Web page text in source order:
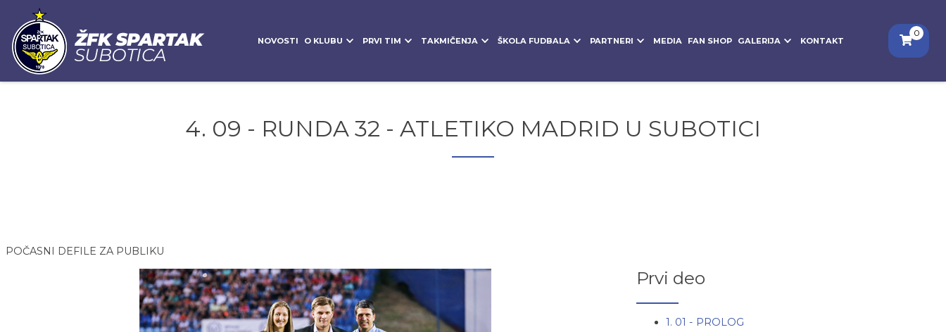
NOVOSTI O KLUBU PRVI TIM TAKMIČENJA ŠKOLA FUDBALA PARTNERI MEDIA FAN SHOP GALERIJA KONTAKT
0
4. 09 - RUNDA 32 - ATLETIKO MADRID U SUBOTICI
POČASNI DEFILE ZA PUBLIKU
Prvi deo
1. 01 - PROLOG